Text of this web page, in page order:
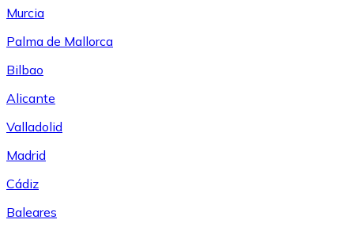
Murcia
Palma de Mallorca
Bilbao
Alicante
Valladolid
Madrid
Cádiz
Baleares